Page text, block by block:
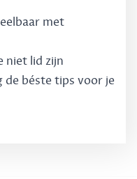
met
niet lid zijn
de béste tips voor je